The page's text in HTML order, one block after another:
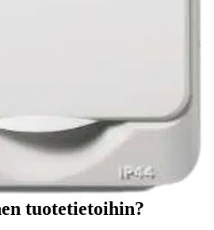
keskiölevyllä. Pinta-asennus, IP44
kosteisiin tiloihin.Väri: valkoinen.
tuotetietoihin?